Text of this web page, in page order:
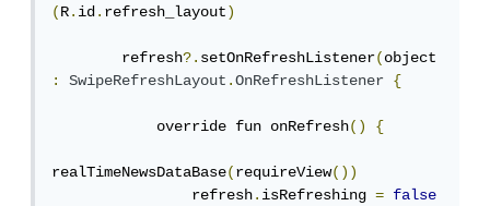
(R.id.refresh_layout)
        refresh
?.setOnRefreshListener(
:
SwipeRefreshLayout.OnRefreshListener {
            override fun onRefresh
() {
realTimeNewsDataBase(requireView())
                refresh
.isRefreshing =
false